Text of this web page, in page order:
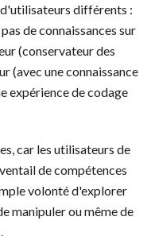
différents :
de connaissances sur
(conservateur des
(avec une connaissance
expérience de codage
car les utilisateurs de
de compétences
volonté d'explorer
manipuler ou même de